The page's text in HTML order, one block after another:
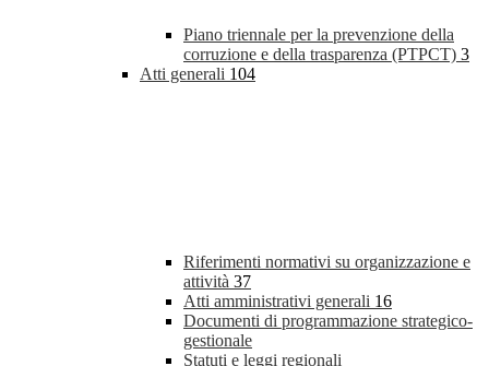
Piano triennale per la prevenzione della
corruzione e della trasparenza (PTPCT) 3
Atti generali 104
Riferimenti normativi su organizzazione e
attività 37
Atti amministrativi generali 16
Documenti di programmazione strategico-
gestionale
Statuti e leggi regionali